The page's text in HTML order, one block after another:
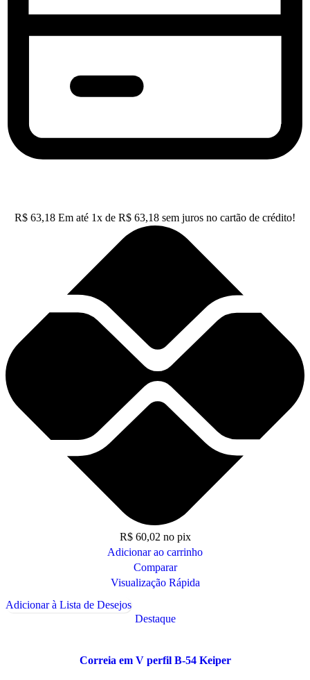
R$ 63,18 Em até 1x de R$ 63,18 sem juros no cartão de crédito!
R$60,02 no pix
Adicionar ao carrinho
Comparar
Visualização Rápida
Destaque
Adicionar à Lista de Desejos
Correia em V perfil B-54 Keiper